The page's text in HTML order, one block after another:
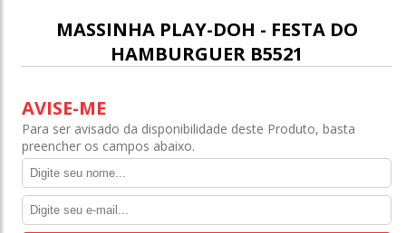
MASSINHA PLAY-DOH - FESTA DO
HAMBURGUER B5521
AVISE-ME
Para ser avisado da disponibilidade deste Produto, basta
preencher os campos abaixo.